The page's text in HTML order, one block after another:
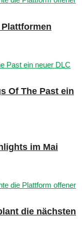
Of The Past ein
im Mai
die nächsten